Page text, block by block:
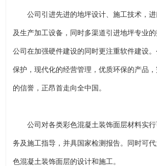
公司引进先进的地坪设计、施工技术，进
及生产加工设备，同时多渠道引进地坪专业的
公司在加强硬件建设的同时更注重软件建设
保护，现代化的经营管理，优质环保的产品
的信誉，正昂首走向全中国。
公司对各类彩色混凝土装饰面层材料实行
务及施工指导，并具国家检测报告。同时可
色混凝土装饰面层的设计和施工。